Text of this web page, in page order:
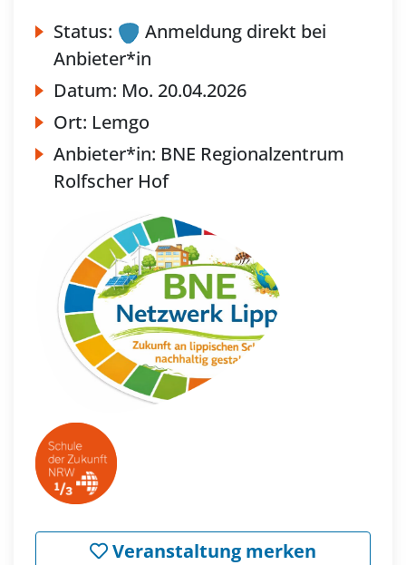
Status:
Anmeldung direkt bei
Anbieter*in
Datum: Mo. 20.04.2026
Ort: Lemgo
Anbieter*in: BNE Regionalzentrum
Rolfscher Hof
Veranstaltung merken